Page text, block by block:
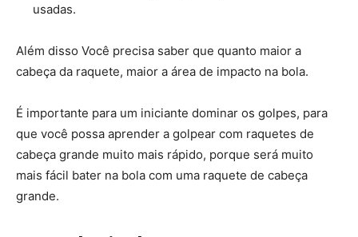
usadas.
Além disso Você precisa saber que quanto maior a
cabeça da raquete, maior a área de impacto na bola.
É importante para um iniciante dominar os golpes, para
que você possa aprender a golpear com raquetes de
cabeça grande muito mais rápido, porque será muito
mais fácil bater na bola com uma raquete de cabeça
grande.